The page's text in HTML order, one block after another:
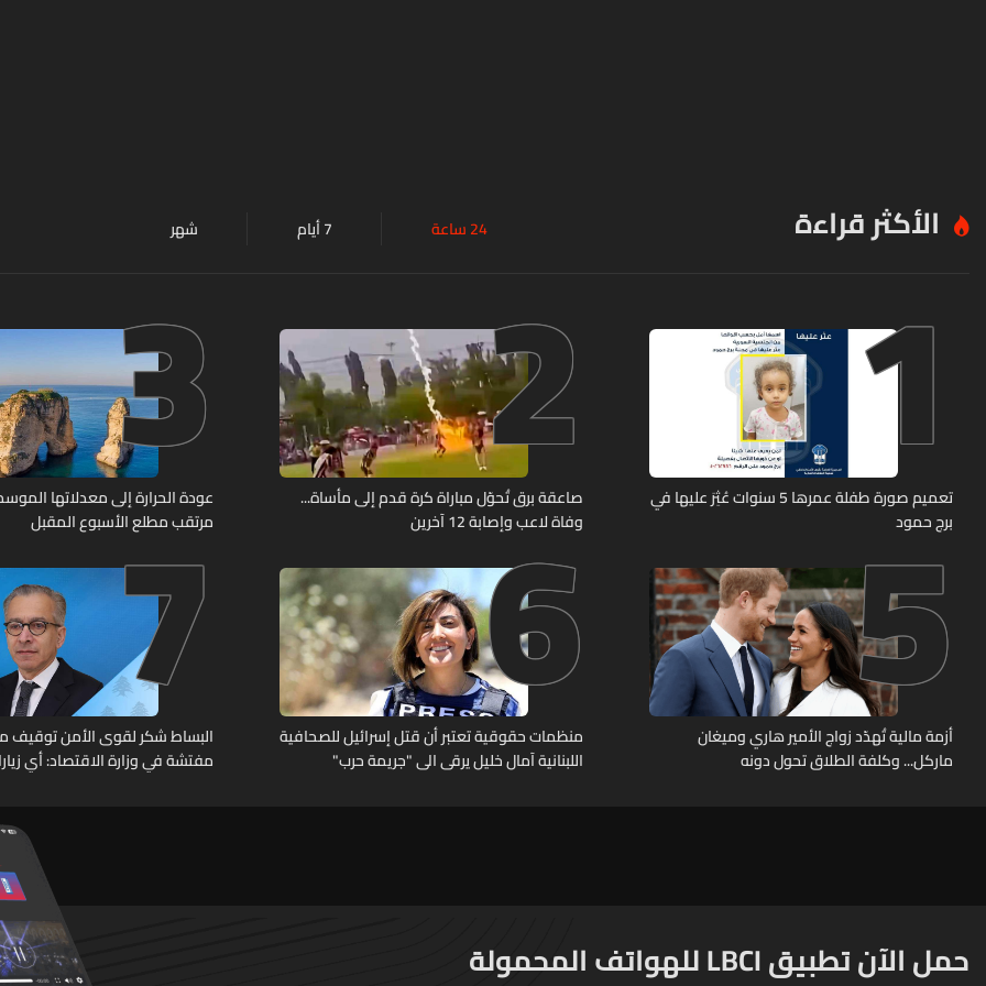
الأكثر قراءة 24 ساعة 7 أيام شهر 1
تعميم صورة طفلة عمرها 5 سنوات عُثِرَ عليها في
برج حمود
2
صاعقة برق تُحوّل مباراة كرة قدم إلى مأساة...
وفاة لاعب وإصابة 12 آخرين
3
عودة الحرارة إلى معدلاتها
مرتقب مطلع الأسبوع المقبل
5
أزمة مالية تُهدّد زواج الأمير هاري وميغان
ماركل... وكلفة الطلاق تحول دونه
6
منظمات حقوقية تعتبر أن قتل إسرائيل للصحافية
اللبنانية آمال خليل يرقى الى "جريمة حرب"
7
البساط شكر لقوى الأمن توقيف
مفتشة في وزارة الاقتصاد: أي
حمل الآن تطبيق LBCI للهواتف المحمولة